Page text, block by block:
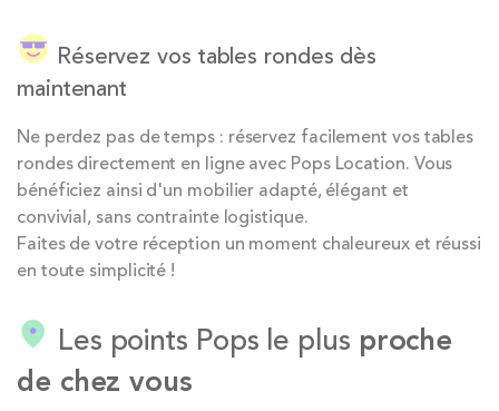
Réservez vos tables rondes dès
maintenant
Ne perdez pas de temps : réservez facilement vos tables
rondes directement en ligne avec Pops Location. Vous
bénéficiez ainsi d'un mobilier adapté, élégant et
convivial, sans contrainte logistique.
Faites de votre réception un moment chaleureux et réussi
en toute simplicité !
Les points Pops le plus proche
de chez vous